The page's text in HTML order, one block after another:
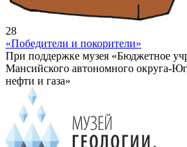
28
«Победители и покорители»
При поддержке музея «Бюджетное
Мансийского автономного округа-
нефти и газа»